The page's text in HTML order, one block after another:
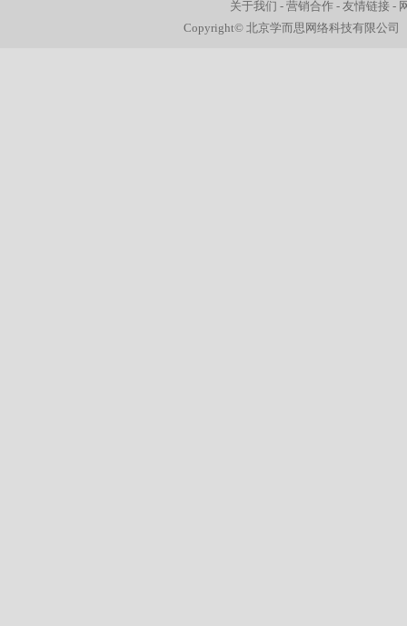
关于我们 -营销合作 -友情链接 -
Copyright© 北京学而思网络科技有限公司